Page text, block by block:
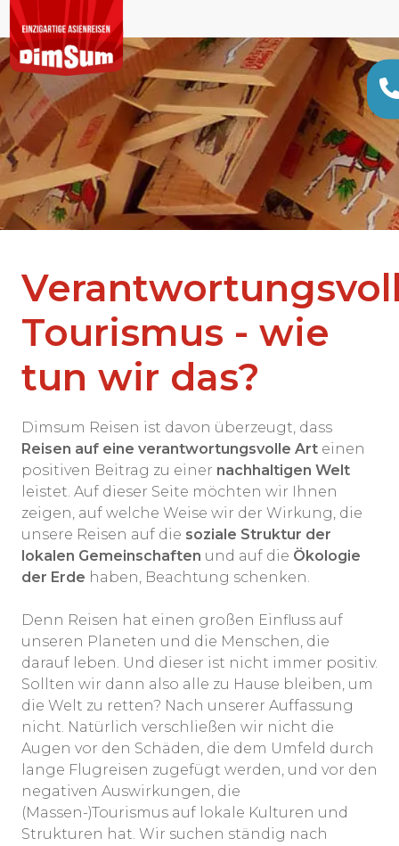
Tourismus - wie
tun wir das?
Dimsum Reisen ist davon überzeugt, dass
Reisen auf eine verantwortungsvolle Art einen
positiven Beitrag zu einer nachhaltigen Welt
leistet. Auf dieser Seite möchten wir Ihnen
zeigen, auf welche Weise wir der Wirkung, die
unsere Reisen auf die soziale Struktur der
lokalen Gemeinschaften und auf die Ökologie
der Erde haben, Beachtung schenken.
Denn Reisen hat einen großen Einfluss auf
unseren Planeten und die Menschen, die
darauf leben. Und dieser ist nicht immer positiv.
Sollten wir dann also alle zu Hause bleiben, um
die Welt zu retten? Nach unserer Auffassung
nicht. Natürlich verschließen wir nicht die
Augen vor den Schäden, die dem Umfeld durch
lange Flugreisen zugefügt werden, und vor den
negativen Auswirkungen, die
(Massen-)Tourismus auf lokale Kulturen und
Strukturen hat. Wir suchen ständig nach